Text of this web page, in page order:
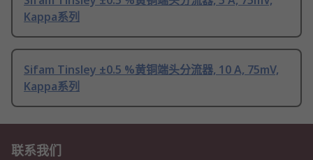
Kappa系列
Sifam Tinsley ±0.5 %黄铜端头分流器, 10 A, 75mV,
Kappa系列
联系我们